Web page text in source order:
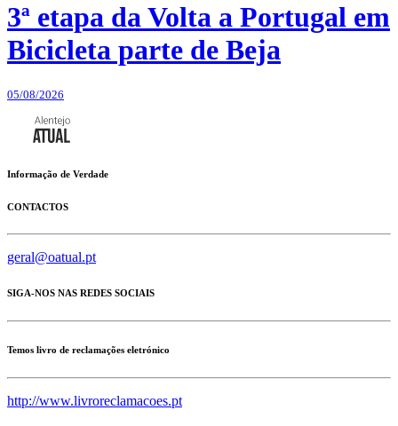
3ª etapa da Volta a Portugal em
Bicicleta parte de Beja
05/08/2026
Informação de Verdade
CONTACTOS
geral@oatual.pt
SIGA-NOS NAS REDES SOCIAIS
Temos livro de reclamações eletrónico
http://www.livroreclamacoes.pt